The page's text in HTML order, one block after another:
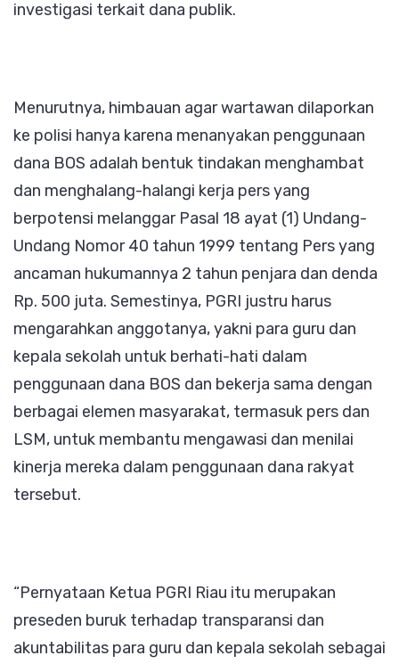
investigasi terkait dana publik.
Menurutnya, himbauan agar wartawan dilaporkan
ke polisi hanya karena menanyakan penggunaan
dana BOS adalah bentuk tindakan menghambat
dan menghalang-halangi kerja pers yang
berpotensi melanggar Pasal 18 ayat (1) Undang-
Undang Nomor 40 tahun 1999 tentang Pers yang
ancaman hukumannya 2 tahun penjara dan denda
Rp. 500 juta. Semestinya, PGRI justru harus
mengarahkan anggotanya, yakni para guru dan
kepala sekolah untuk berhati-hati dalam
penggunaan dana BOS dan bekerja sama dengan
berbagai elemen masyarakat, termasuk pers dan
LSM, untuk membantu mengawasi dan menilai
kinerja mereka dalam penggunaan dana rakyat
tersebut.
“Pernyataan Ketua PGRI Riau itu merupakan
preseden buruk terhadap transparansi dan
akuntabilitas para guru dan kepala sekolah sebagai